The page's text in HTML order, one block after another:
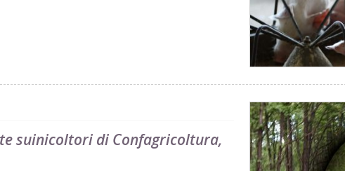
suinicoltori di Confagricoltura,